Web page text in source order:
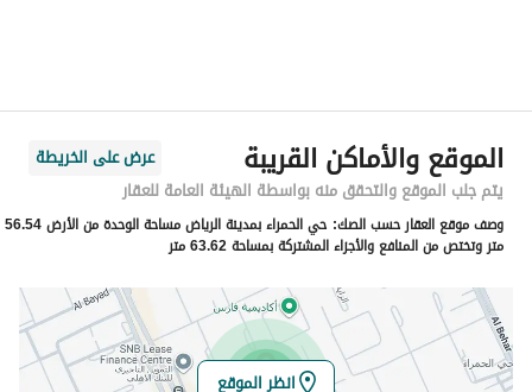
رقم المبنى
3784
الرقم الاضافي
7418
خط العرض
24.780463268152918
خط الطول
46.766145665166896
الموقع والأماكن القريبة
عرض على الخريطة
يتم جلب الموقع والتحقق منه بواسطة الهيئة العامة للعقار
وصف موقع العقار حسب الصك:
حي الحمراء بمدينة الرياض مساحة الوحدة من الأرض 56.54
متر وتختص من المنافع والأجزاء المشتركة بمساحة 63.62 متر
انظر الموقع